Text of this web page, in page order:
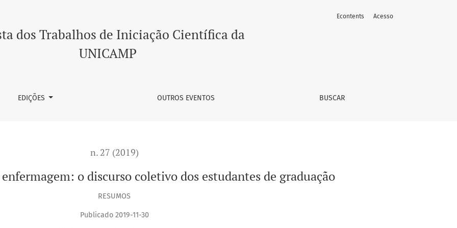
dos estudantes de graduação
dos Trabalhos de Iniciação Científica da
UNICAMP
EDIÇÕES OUTROS EVENTOS BUSCAR
Econtents Acesso
n. 27 (2019)
o discurso coletivo dos estudantes de graduação
RESUMOS
Publicado 2019-11-30